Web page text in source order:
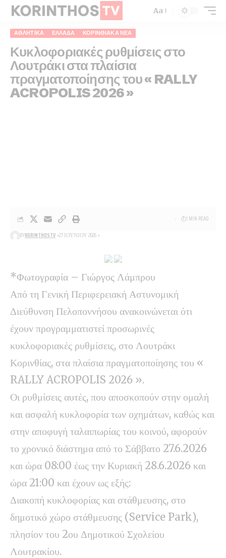
Aa
ΑΘΛΗΤΙΚΑ ΕΛΛΆΔΑ ΚΟΡΙΝΘΙΑΚΆ ΝΈΑ
Κυκλοφοριακές ρυθμίσεις στο
Λουτράκι στα πλαίσια
πραγματοποίησης του « RALLY
ACROPOLIS 2026 »
BYKORINTHOSTV 27 ΙΟΥΝΊΟΥ 2026
1 MIN READ
*Φωτογραφία – Γιώργος Λάμπρου
Από τη Γενική Περιφερειακή Αστυνομική
Διεύθυνση Πελοποννήσου ανακοινώνεται ότι
έχουν προγραμματιστεί προσωρινές
κυκλοφοριακές ρυθμίσεις, στο Λουτράκι
Κορινθίας, στα πλαίσια πραγματοποίησης του «
RALLY ACROPOLIS 2026 ».
Οι ρυθμίσεις αυτές, που αποσκοπούν στην ομαλή
και ασφαλή κυκλοφορία των οχημάτων, καθώς και
στην αποφυγή ταλαιπωρίας του κοινού, αφορούν
το χρονικό διάστημα από το Σάββατο 27.6.2026
και ώρα 08:00 έως την Κυριακή 28.6.2026 και
ώρα 21:00 και έχουν ως εξής:
Διακοπή κυκλοφορίας και στάθμευσης, στο
δημοτικό χώρο στάθμευσης (Service Park),
πλησίον του 2ου Δημοτικού Σχολείου
Λουτρακίου.